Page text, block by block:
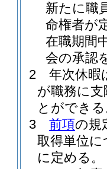
新たに職
命権者が
在職期間
会の承認
2
年次休暇
が職務に
とができ
3
前項の規
取得単位
に定める。